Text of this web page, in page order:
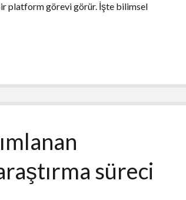
bir platform görevi görür. İşte bilimsel
süreci